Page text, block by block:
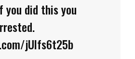
you did this you
jUlfs6t25b